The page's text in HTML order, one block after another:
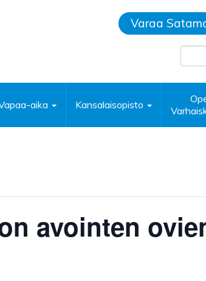
Varaa
aika Kansalaisopisto
avointen